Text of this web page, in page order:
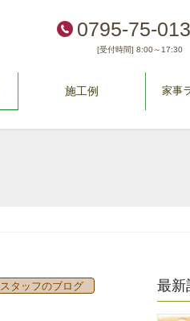
0795-75-
[受付時間] 8:00～17:30
施工例 家事
スタッフのブログ 最新